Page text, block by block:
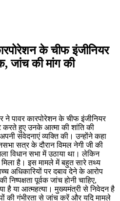
के चीफ इंजीनियर
जांच की मांग की
ने पावर कारपोरेशन के चीफ इंजीनियर
हुए उनके आत्मा की शांति की
संवेदनाएं व्यक्ति की। उन्होंने कहा
सत्र के दौरान विमल नेगी जी की
विधान सभा में उठाया था। लेकिन
है। इस मामले में बहुत सारे तथ्य
अधिकारियों पर दबाव देने के आरोप
पूर्वक जांच होनी चाहिए,
है या आत्महत्या। मुख्यमंत्री से निवेदन है
की गंभीरता से जांच करें और यदि मामले